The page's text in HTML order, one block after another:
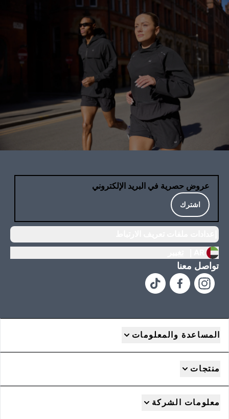
عروض حصرية في البريد الإلكتروني
اشترك
تواصل معنا
المساعدة والمعلومات
منتجات
معلومات الشركة